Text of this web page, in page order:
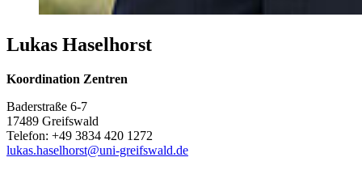
Lukas Haselhorst
Koordination Zentren
Baderstraße 6-7
17489 Greifswald
Telefon: +49 3834 420 1272
lukas.haselhorst@uni-greifswald.de